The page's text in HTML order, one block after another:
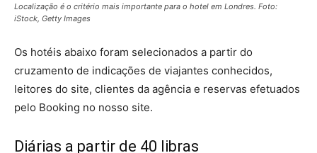
Localização é o critério mais importante para o hotel em Londres. Foto:
iStock, Getty Images
Os hotéis abaixo foram selecionados a partir do
cruzamento de indicações de viajantes conhecidos,
leitores do site, clientes da agência e reservas efetuados
pelo Booking no nosso site.
Diárias a partir de 40 libras